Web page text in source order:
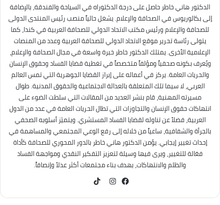
الدكتور هاني خاطر حاصل على درجة الدكتوراه في السياحة والفندقة، بالإضافة
إلى بكالوريوس في الصحافة والإعلام. يشغل حالياً منصب رئيس المنتدى الدولى
للصحافة والإعلام ورئيس مكتب الاتحاد الدولي للصحافة العربية في كندا، كما
يتولى رئاسة تحرير موقع الاتحاد الدولي للصحافة العربية وعدد من المنصات
الإعلامية الأخرى. يمتلك الدكتور خاطر خبرة واسعة في مجال الصحافة والإعلام،
ويُعرف بكونه صحفياً ومؤلفاً متخصصاً في تغطية قضايا الفساد وحقوق الإنسان
والحريات العامة. يركز في أعماله على إبراز القضايا الجوهرية التي تمس العالم
العربي، لا سيما تلك المتعلقة بالعدالة الاجتماعية والحقوق المدنية. طوال
مسيرته المهنية، قام بنشر العديد من المقالات التي سلطت الضوء على
انتهاكات حقوق الإنسان والتجاوزات التي تطال الحريات العامة في عدد من الدول
العربية، فضلاً عن تناوله لقضايا الفساد المستشري. ويتميّز أسلوبه الصحفي
بالجرأة والشفافية، ساعياً من خلاله إلى رفع الوعي المجتمعي والمساهمة في
إحداث تغيير إيجابي. يؤمن الدكتور هاني خاطر بالدور المحوري للصحافة كأداة
فعّالة للتغيير، ويرى فيها وسيلة لتعزيز التفكير النقدي ومواجهة الفساد
والظلم والانتهاكات، بهدف بناء مجتمعات أكثر عدلاً وإنصافاً.